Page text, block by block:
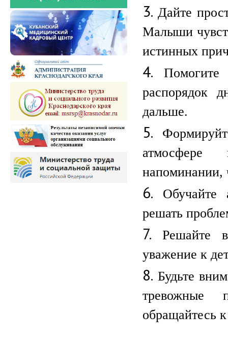
Дайте
Малыши
истинных
распорядок
дальше.
Обучайте
решать
Решайте
уважение к
Будьте
тревожные
обращайтесь